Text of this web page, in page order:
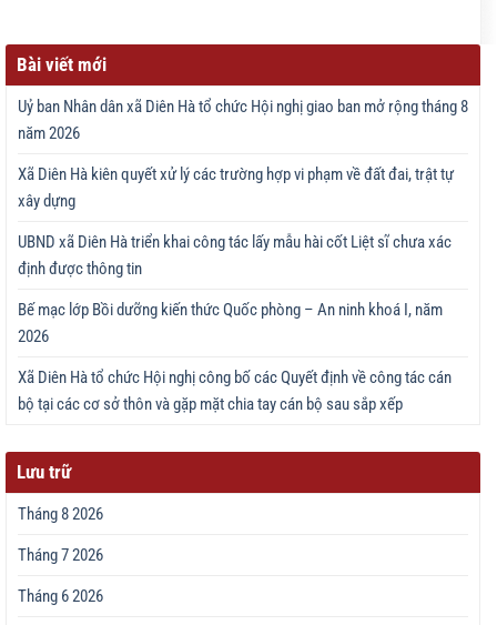
Bài viết mới
Uỷ ban Nhân dân xã Diên Hà tổ chức Hội nghị giao ban mở rộng tháng 8
năm 2026
Xã Diên Hà kiên quyết xử lý các trường hợp vi phạm về đất đai, trật tự
xây dựng
UBND xã Diên Hà triển khai công tác lấy mẫu hài cốt Liệt sĩ chưa xác
định được thông tin
Bế mạc lớp Bồi dưỡng kiến thức Quốc phòng – An ninh khoá I, năm
2026
Xã Diên Hà tổ chức Hội nghị công bố các Quyết định về công tác cán
bộ tại các cơ sở thôn và gặp mặt chia tay cán bộ sau sắp xếp
Lưu trữ
Tháng 8 2026
Tháng 7 2026
Tháng 6 2026